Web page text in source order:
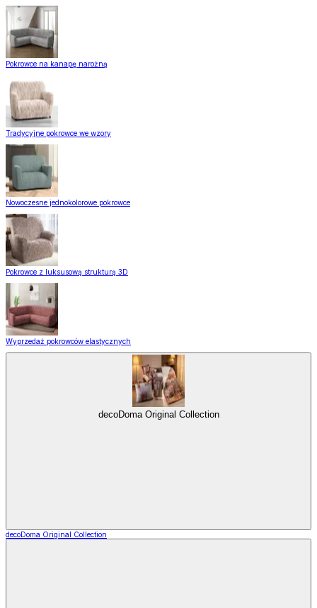
Pokrowce na kanapę narożną
Tradycyjne pokrowce we wzory
Nowoczesne jednokolorowe pokrowce
Pokrowce z luksusową strukturą 3D
Wyprzedaż pokrowców elastycznych
decoDoma Original Collection
decoDoma Original Collection